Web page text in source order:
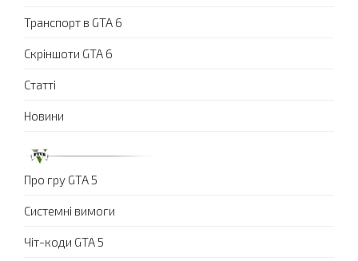
Транспорт в GTA 6
Скріншоти GTA 6
Статті
Новини
Про гру GTA 5
Системні вимоги
Чіт-коди GTA 5